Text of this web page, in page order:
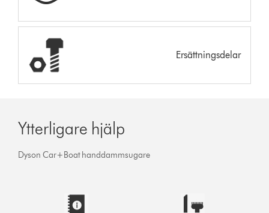
Ersättningsdelar
Ytterligare hjälp
Dyson Car+Boat handdammsugare